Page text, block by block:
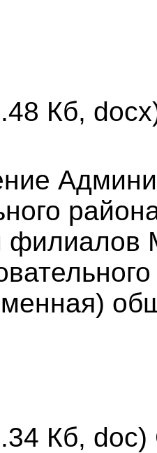
Кб,
филиалов
Кб, doc)